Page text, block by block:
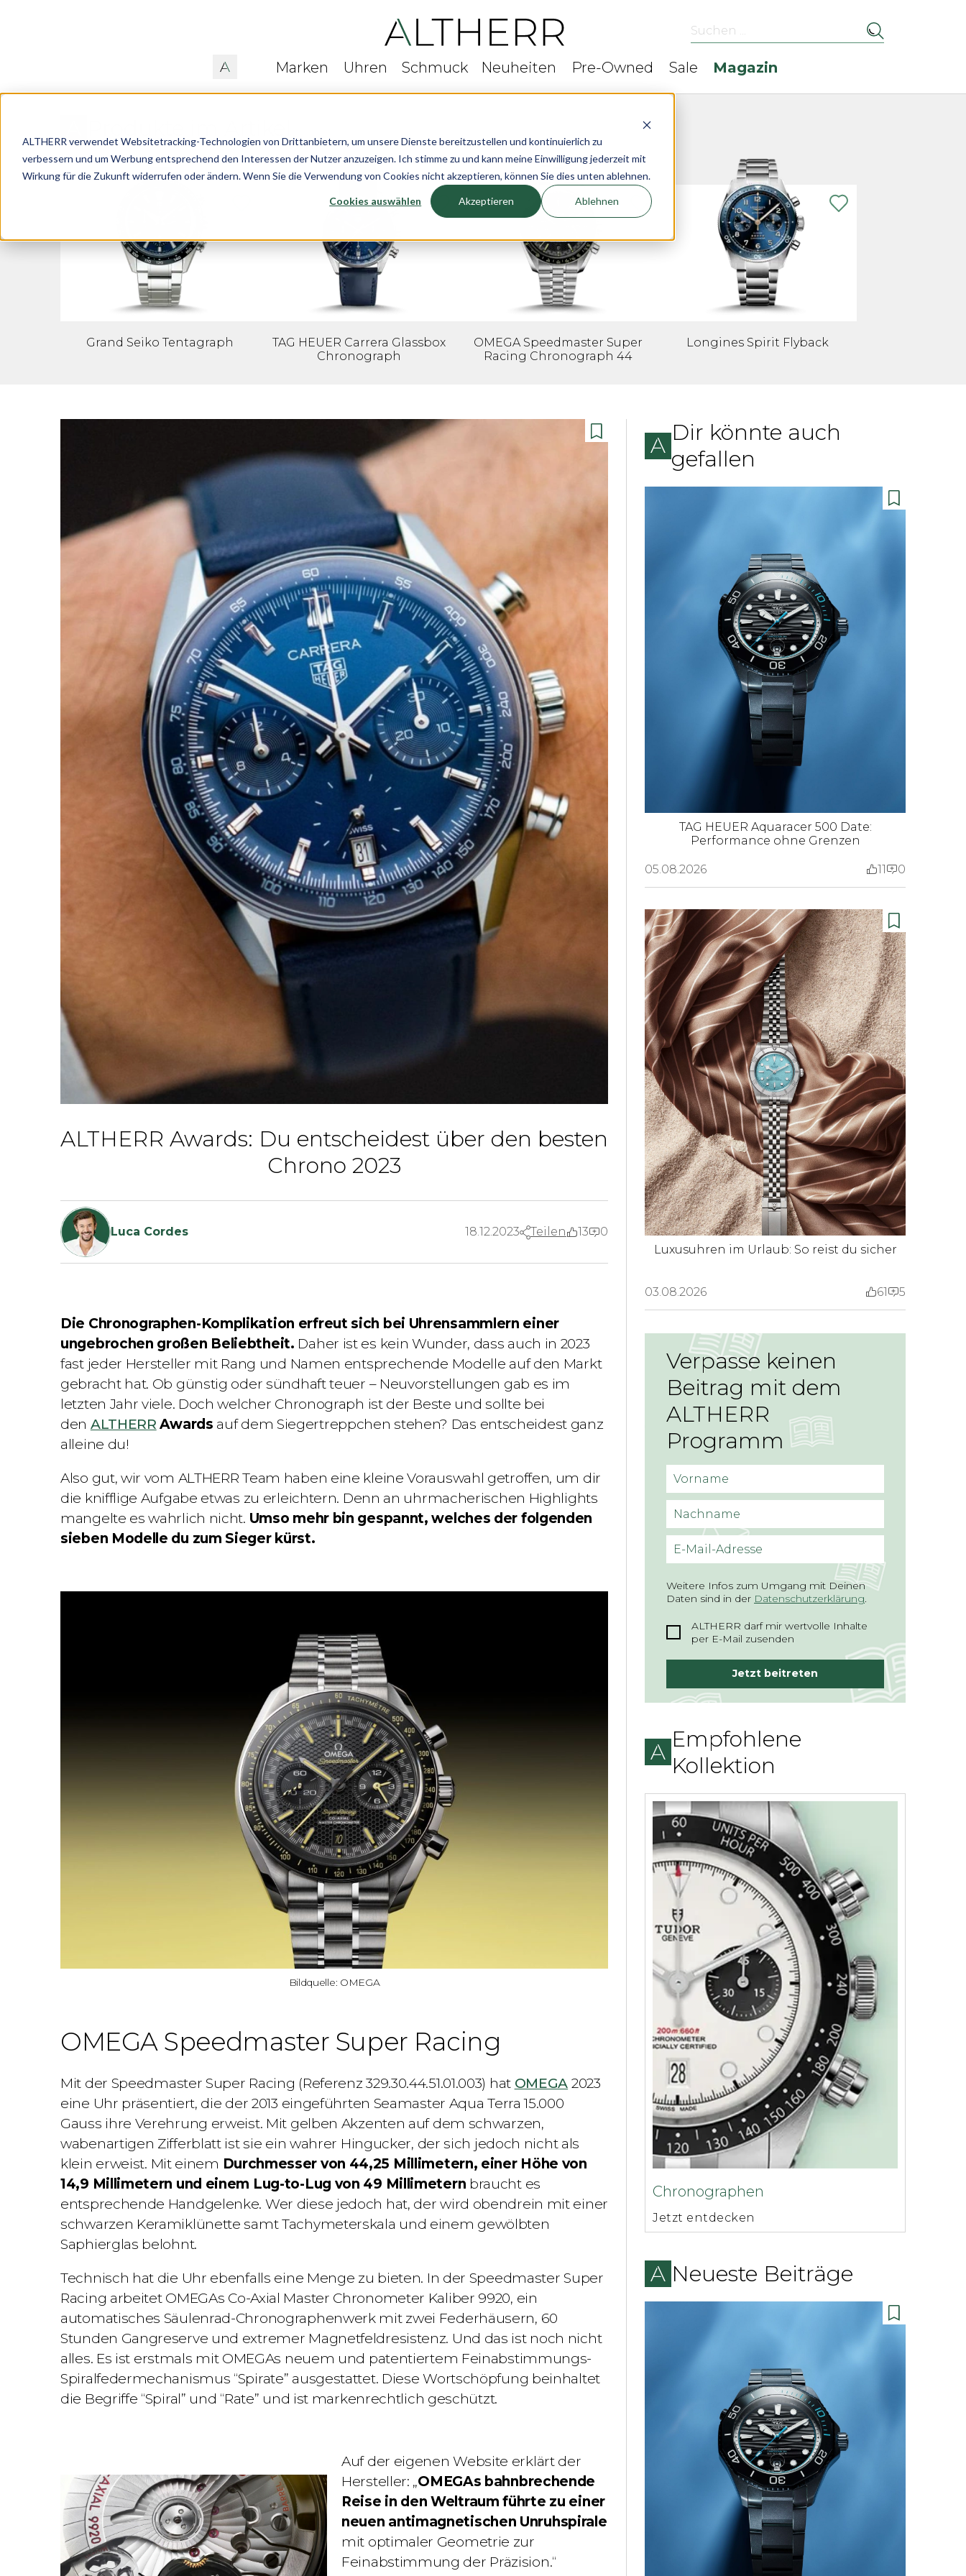
ALTHERR verwendet Websitetracking-Technologien von Drittanbietern, um unsere Dienste bereitzustellen und kontinuierlich zu
verbessern und um Werbung entsprechend den Interessen der Nutzer anzuzeigen. Ich stimme zu und kann meine Einwilligung jederzeit mit
Wirkung für die Zukunft widerrufen oder ändern. Wenn Sie die Verwendung von Cookies nicht akzeptieren, können Sie dies unten ablehnen.
Cookies auswählen Akzeptieren Ablehnen
Suchen ...
Marken Uhren Schmuck Neuheiten Pre-Owned Sale Magazin
Grand Seiko Tentagraph
TAG HEUER Carrera Glassbox
Chronograph
OMEGA Speedmaster Super
Racing Chronograph 44
Longines Spirit Flyback
ALTHERR Awards: Du entscheidest über den besten
Chrono 2023
Luca Cordes 18.12.2023 Teilen 13 0
Die Chronographen-Komplikation erfreut sich bei Uhrensammlern einer
ungebrochen großen Beliebtheit. Daher ist es kein Wunder, dass auch in 2023
fast jeder Hersteller mit Rang und Namen entsprechende Modelle auf den Markt
gebracht hat. Ob günstig oder sündhaft teuer – Neuvorstellungen gab es im
letzten Jahr viele. Doch welcher Chronograph ist der Beste und sollte bei
den ALTHERR Awards auf dem Siegertreppchen stehen? Das entscheidest ganz
alleine du!
Also gut, wir vom ALTHERR Team haben eine kleine Vorauswahl getroffen, um dir
die knifflige Aufgabe etwas zu erleichtern. Denn an uhrmacherischen Highlights
mangelte es wahrlich nicht. Umso mehr bin gespannt, welches der folgenden
sieben Modelle du zum Sieger kürst.
Bildquelle: OMEGA
OMEGA Speedmaster Super Racing
Mit der Speedmaster Super Racing (Referenz 329.30.44.51.01.003) hat OMEGA 2023
eine Uhr präsentiert, die der 2013 eingeführten Seamaster Aqua Terra 15.000
Gauss ihre Verehrung erweist. Mit gelben Akzenten auf dem schwarzen,
wabenartigen Zifferblatt ist sie ein wahrer Hingucker, der sich jedoch nicht als
klein erweist. Mit einem Durchmesser von 44,25 Millimetern, einer Höhe von
14,9 Millimetern und einem Lug-to-Lug von 49 Millimetern braucht es
entsprechende Handgelenke. Wer diese jedoch hat, der wird obendrein miteiner
schwarzen Keramiklünette samt Tachymeterskala und einem gewölbten
Saphierglas belohnt.
Technisch hat die Uhr ebenfalls eine Menge zu bieten. In der Speedmaster Super
Racing arbeitet OMEGAs Co-Axial Master Chronometer Kaliber 9920, ein
automatisches Säulenrad-Chronographenwerk mit zwei Federhäusern, 60
Stunden Gangreserve und extremer Magnetfeldresistenz. Und das ist noch nicht
alles. Es ist erstmals mit OMEGAs neuem und patentiertem Feinabstimmungs-
Spiralfedermechanismus “Spirate” ausgestattet. Diese Wortschöpfung beinhaltet
die Begriffe “Spiral” und “Rate” und ist markenrechtlich geschützt.
Auf der eigenen Website erklärt der
Hersteller: „OMEGAs bahnbrechende
Reise in den Weltraum führte zu einer
neuen antimagnetischen Unruhspirale
mit optimaler Geometrie zur
Feinabstimmung der Präzision.“
Dir könnte auch
gefallen
TAG HEUER Aquaracer 500 Date:
Performance ohne Grenzen
05.08.2026 11 0
Luxusuhren im Urlaub: So reist du sicher
03.08.2026 61 5
Verpasse keinen
Beitrag mit dem
ALTHERR
Programm
Vorname
Nachname
E-Mail-Adresse
Weitere Infos zum Umgang mit Deinen
Daten sind in der Datenschutzerklärung
ALTHERR darf mir wertvolle Inhalte
per E-Mail zusenden
Jetzt beitreten
Empfohlene
Kollektion
Chronographen
Jetzt entdecken
Neueste Beiträge